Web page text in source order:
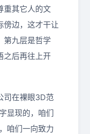
重其它人的文
傍边，这才干让
第九层是哲学
之后再往上开
司在裸眼3D范
显现的，咱们
咱们一向致力